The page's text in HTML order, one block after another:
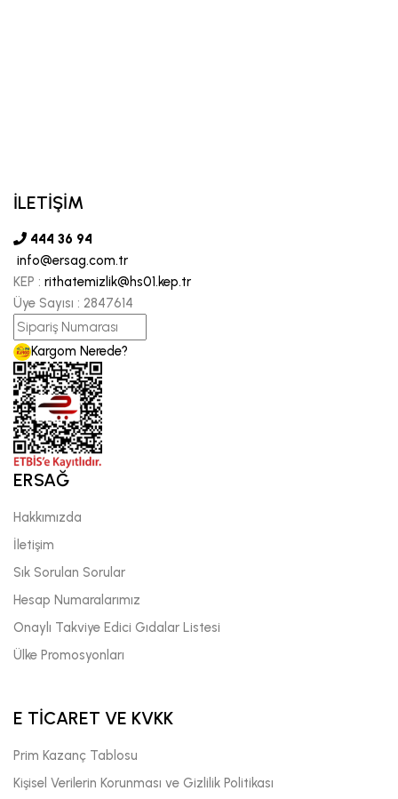
İLETİŞİM
444 36 94
info@ersag.com.tr
KEP : rithatemizlik@hs01.kep.tr
Üye Sayısı : 2847614
Kargom Nerede?
ERSAĞ
Hakkımızda
İletişim
Sık Sorulan Sorular
Hesap Numaralarımız
Onaylı Takviye Edici Gıdalar Listesi
Ülke Promosyonları
E TİCARET VE KVKK
Prim Kazanç Tablosu
Kişisel Verilerin Korunması ve Gizlilik Politikası